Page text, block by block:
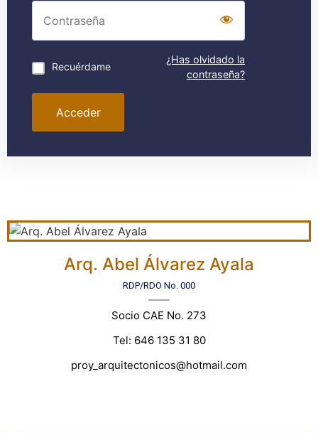
Recuérdame
¿Has olvidado la
contraseña?
Acceder
Arq. Abel Álvarez Ayala
RDP/RDO No. 000
Socio CAE No. 273
Tel: 646 135 31 80
proy_arquitectonicos@hotmail.com